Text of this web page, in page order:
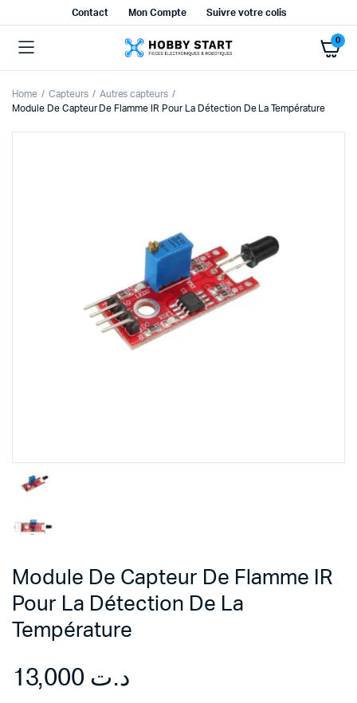
Contact Mon Compte Suivre votre colis
0
Home Capteurs
Autres capteurs
Module De Capteur De Flamme IR Pour La Détection De La Température
Module De Capteur De Flamme IR
Pour La Détection De La
Température
د.ت